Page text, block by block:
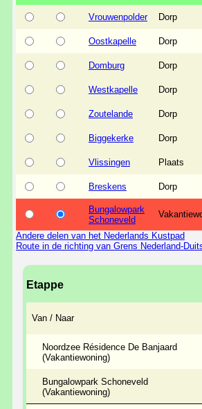
Vrouwenpolder Dorp
Oostkapelle Dorp
Domburg Dorp
Westkapelle Dorp
Zoutelande Dorp
Biggekerke Dorp
Vlissingen Plaats
Breskens Dorp
Bungalowpark
Schoneveld
Andere delen van het Nederlands Kustpad
Route in de richting van Grens Nederland-
Etappe
Van / Naar
Noordzee Résidence De Banjaard
(Vakantiewoning)
Bungalowpark Schoneveld
(Vakantiewoning)